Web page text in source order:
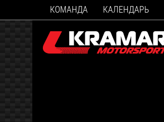
КОМАНДА КАЛЕНДАРЬ